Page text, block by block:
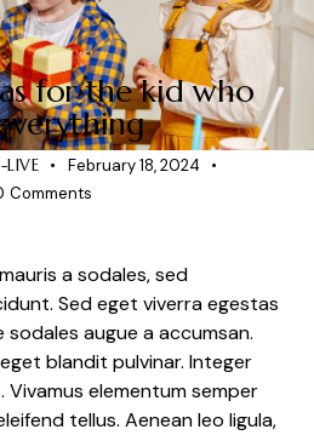
CHILDREN
for the kid who
LIVE
February 18, 2024
Comments
a sodales, sed
Sed eget viverra egestas
sodales augue a accumsan.
blandit pulvinar. Integer
elementum semper
tellus. Aenean leo ligula,